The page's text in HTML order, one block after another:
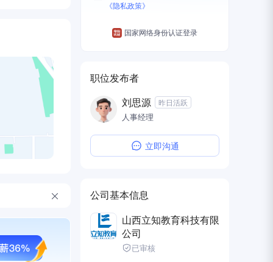
《隐私政策》
国家网络身份认证登录
职位发布者
刘思源
昨日活跃
人事经理
立即沟通
公司基本信息
山西立知教育科技有限
公司
已审核